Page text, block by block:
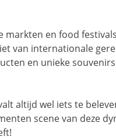
markten en food
van internationale
en unieke
altijd wel iets te
scene van deze